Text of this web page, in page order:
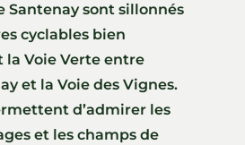
Santenay sont sillonnés
cyclables bien
la Voie Verte entre
et la Voie des Vignes.
d’admirer les
et les champs de